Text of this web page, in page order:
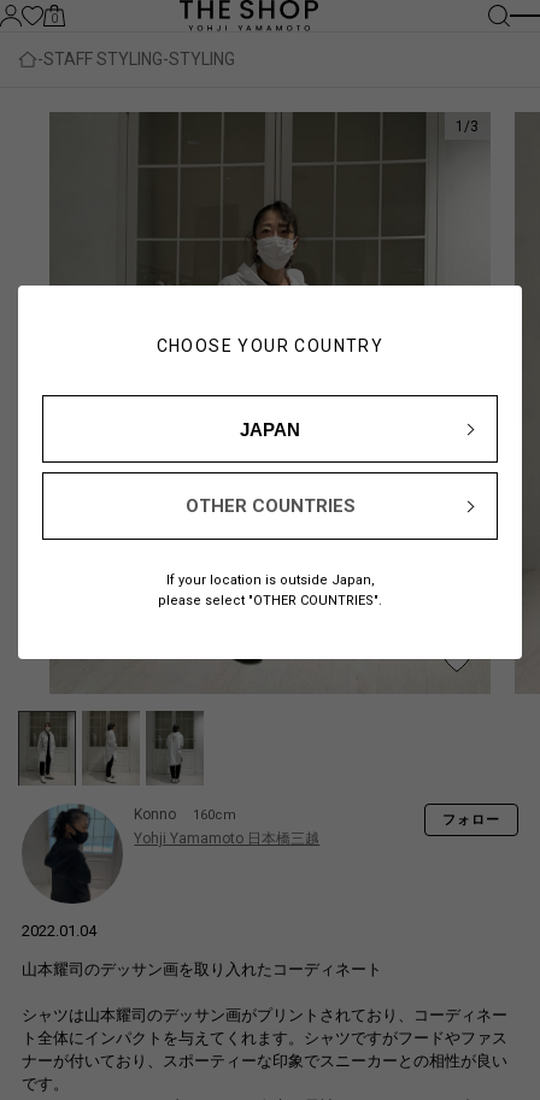
CHOOSE YOUR COUNTRY
JAPAN
OTHER COUNTRIES
If your location is outside Japan,
please select "OTHER COUNTRIES".
0
STAFF STYLING STYLING
1 /3
Konno 160cm
Yohji Yamamoto 日本橋三越
フォロー
2022.01.04
山本耀司のデッサン画を取り入れたコーディネート
シャツは山本耀司のデッサン画がプリントされており、コーディネー
ト全体にインパクトを与えてくれます。シャツですがフードやファス
ナーが付いており、スポーティーな印象でスニーカーとの相性が良い
です。